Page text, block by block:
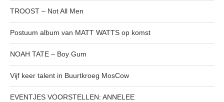
TROOST – Not All Men
Postuum album van MATT WATTS op komst
NOAH TATE – Boy Gum
Vijf keer talent in Buurtkroeg MosCow
EVENTJES VOORSTELLEN: ANNELEE